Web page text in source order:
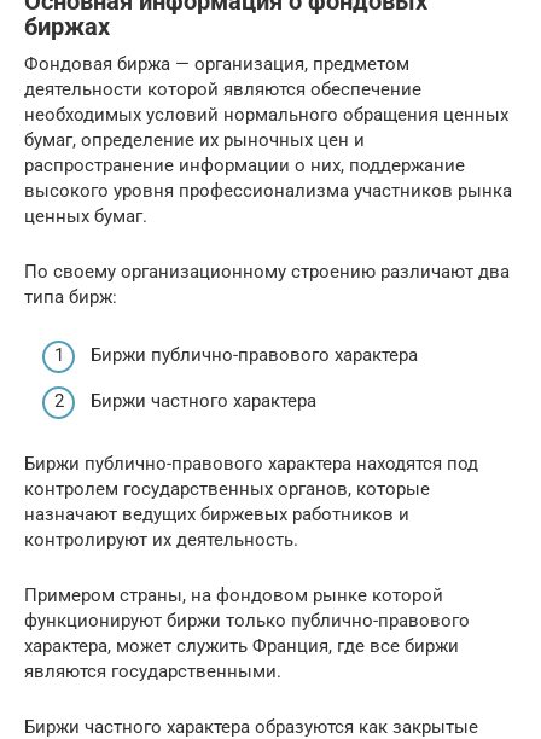
биржах
Фондовая биржа — организация, предметом
деятельности которой являются обеспечение
необходимых условий нормального обращения ценных
бумаг, определение их рыночных цен и
распространение информации о них, поддержание
высокого уровня профессионализма участников рынка
ценных бумаг.
По своему организационному строению различают два
типа бирж:
Биржи публично-правового характера
Биржи частного характера
Биржи публично-правового характера находятся под
контролем государственных органов, которые
назначают ведущих биржевых работников и
контролируют их деятельность.
Примером страны, на фондовом рынке которой
функционируют биржи только публично-правового
характера, может служить Франция, где все биржи
являются государственными.
Биржи частного характера образуются как закрытые